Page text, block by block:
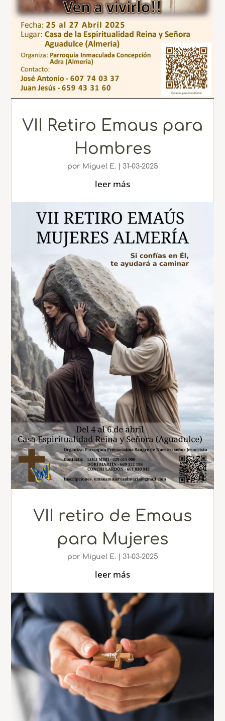
VII Retiro Emaus para
Hombres
por Miguel E. | 31-03-2025
leer más
VII retiro de Emaus
para Mujeres
por Miguel E.| 31-03-2025
leer más